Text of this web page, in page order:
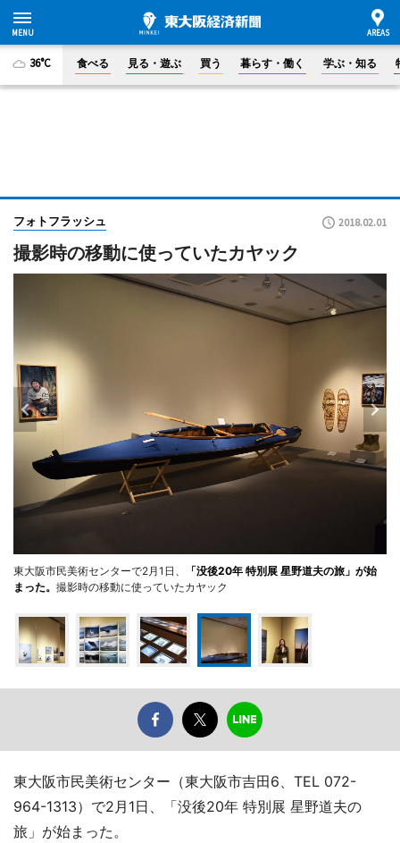
36°C 食べる 見る・遊ぶ 買う 暮らす・働く 学ぶ・知る
フォトフラッシュ 2018.02.01
撮影時の移動に使っていたカヤック
東大阪市民美術センターで2月1日、
「没後20年 特別展 星野道夫の旅」が始
まった。 撮影時の移動に使っていたカヤック
東大阪市民美術センター（東大阪市吉田6、TEL 072-
964-1313）で2月1日、「没後20年 特別展 星野道夫の
旅」が始まった。